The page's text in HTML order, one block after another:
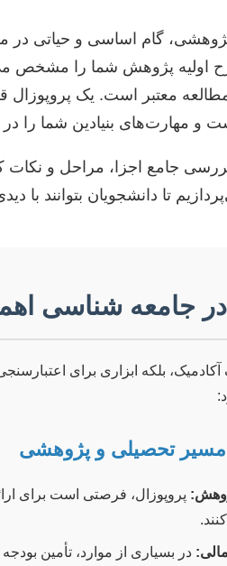
گام اساسی و حیاتی
اولیه پژوهش شما را مشخص
معتبر است. یک پروپوزال
و مهارت‌های بنیادین شما را
بررسی جامع اجزا، مراحل و
تا دانشجویان بتوانند با
در جامعه شناسی
آکادمیک، بلکه ابزاری برای
مسیر تحصیلی و پژوهشی
پروپوزال، فرصتی است برای
در بسیاری از موارد، تأمین